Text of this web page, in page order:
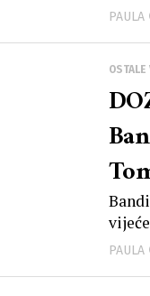
PAULA
OSTALE
PAULA